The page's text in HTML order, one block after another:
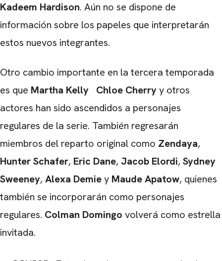
Kadeem Hardison. Aún no se dispone de
información sobre los papeles que interpretarán
estos nuevos integrantes.
Otro cambio importante en la tercera temporada
es que Martha Kelly Chloe Cherryy otros
actores han sido ascendidos a personajes
regulares de la serie. También regresarán
miembros del reparto original como Zendaya,
Hunter Schafer, Eric Dane, Jacob Elordi, Sydney
Sweeney, Alexa Demiey Maude Apatow, quienes
también se incorporarán como personajes
regulares. Colman Domingo volverá como estrella
invitada.